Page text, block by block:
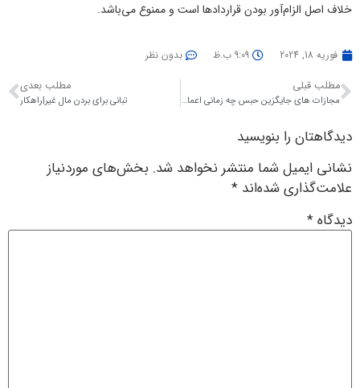
خلاف اصل الزام‌آور بودن قرارداد‌ها است و ممنوع می‌باشد.
فوریه 18, 2024 9:09 ب.ظ بدون نظر
مطلب قبلی
مجازات های جایگزین حبس چه زمانی اعمال می شوند|راهکار
مطلب بعدی
تبانی برای بردن مال غیر|راهکار
دیدگاهتان را بنویسید
نشانی ایمیل شما منتشر نخواهد شد. بخش‌های موردنیاز
علامت‌گذاری شده‌اند *
دیدگاه*